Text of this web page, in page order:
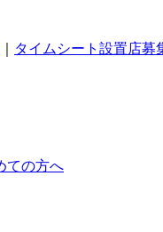
タイムシート設置店募